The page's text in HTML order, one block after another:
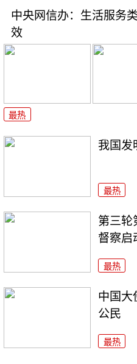
中央网信办：生活服务
效
最热
我国发
最热
第三轮
督察启
最热
中国大
公民
最热